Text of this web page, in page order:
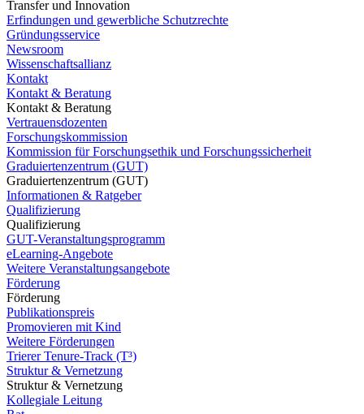
Transfer und Innovation
Erfindungen und gewerbliche Schutzrechte
Gründungsservice
Newsroom
Wissenschaftsallianz
Kontakt
Kontakt & Beratung
Kontakt & Beratung
Vertrauensdozenten
Forschungskommission
Kommission für Forschungsethik und Forschungssicherheit
Graduiertenzentrum (GUT)
Graduiertenzentrum (GUT)
Informationen & Ratgeber
Qualifizierung
Qualifizierung
GUT-Veranstaltungsprogramm
eLearning-Angebote
Weitere Veranstaltungsangebote
Förderung
Förderung
Publikationspreis
Promovieren mit Kind
Weitere Förderungen
Trierer Tenure-Track (T³)
Struktur & Vernetzung
Struktur & Vernetzung
Kollegiale Leitung